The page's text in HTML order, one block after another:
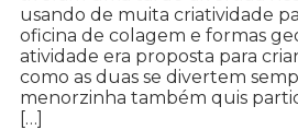
usando de muita criatividade
oficina de colagem e formas
atividade era proposta para
como as duas se divertem
menorzinha também quis
[…]